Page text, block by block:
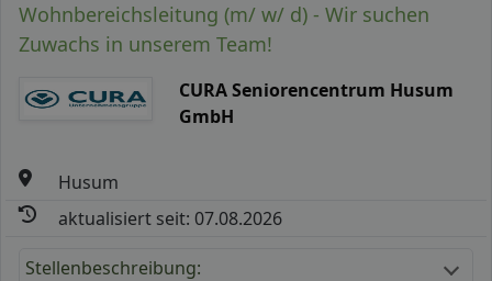
Wohnbereichsleitung (m/ w/ d) - Wir suchen
Zuwachs in unserem Team!
CURA Seniorencentrum Husum
GmbH
Husum
aktualisiert seit: 07.08.2026
Stellenbeschreibung: